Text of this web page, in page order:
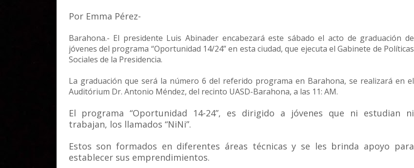
Por Emma Pérez-
Barahona.- El presidente Luis Abinader encabezará este sábado el acto de graduación de
jóvenes del programa “Oportunidad 14/24” en esta ciudad, que ejecuta el Gabinete de Políticas
Sociales de la Presidencia.
La graduación que será la número 6 del referido programa en Barahona, se realizará en el
Auditórium Dr. Antonio Méndez, del recinto UASD-Barahona, a las 11: AM.
El programa “Oportunidad 14-24”, es dirigido a jóvenes que ni estudian ni
trabajan, los llamados “NiNi”.
Estos son formados en diferentes áreas técnicas y se les brinda apoyo para
establecer sus emprendimientos.